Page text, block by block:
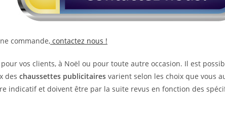
commande, contactez nous !
vos clients, à Noël ou pour toute autre occasion. Il est
des chaussettes publicitaires varient selon les choix que vous
indicatif et doivent être par la suite revus en fonction des